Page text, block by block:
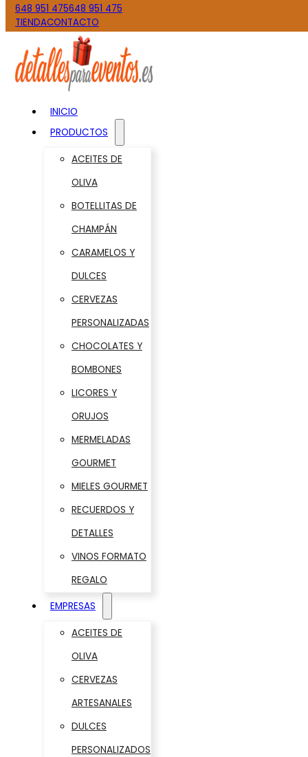
648 951 475648 951 475
TIENDACONTACTO
INICIO
PRODUCTOS
ACEITES DE
OLIVA
BOTELLITAS DE
CHAMPÁN
CARAMELOS Y
DULCES
CERVEZAS
PERSONALIZADAS
CHOCOLATES Y
BOMBONES
LICORES Y
ORUJOS
MERMELADAS
GOURMET
MIELES GOURMET
RECUERDOS Y
DETALLES
VINOS FORMATO
REGALO
EMPRESAS
ACEITES DE
OLIVA
CERVEZAS
ARTESANALES
DULCES
PERSONALIZADOS